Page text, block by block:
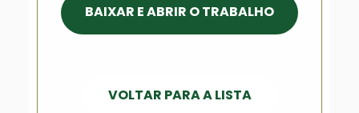
BAIXAR E ABRIR O TRABALHO
VOLTAR PARA A LISTA